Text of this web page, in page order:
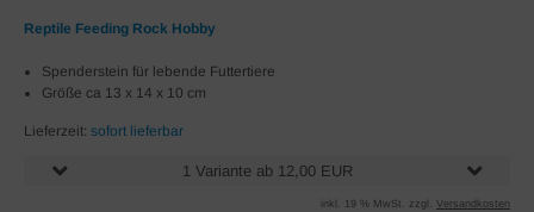
Reptile Feeding Rock Hobby
Spenderstein für lebende Futtertiere
Größe ca 13 x 14 x 10 cm
Lieferzeit: sofort lieferbar
1 Variante ab 12,00 EUR
inkl. 19 % MwSt. zzgl. Versandkosten